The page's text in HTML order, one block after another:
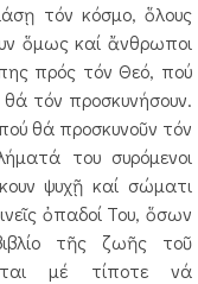
τόν κόσμο, ὅλους
ὅμως καί ἄνθρωποι
πρός τόν Θεό, πού
τόν προσκυνήσουν.
θά προσκυνοῦν τόν
του συρόμενοι
ψυχῇ καί σώματι
ὀπαδοί Του, ὅσων
τῆς ζωῆς τοῦ
μέ τίποτε νά